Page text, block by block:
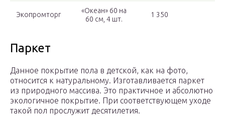
Экопромторг
«Океан» 60 на
60 см, 4 шт.
1 350
Паркет
Данное покрытие пола в детской, как на фото,
относится к натуральному. Изготавливается паркет
из природного массива. Это практичное и абсолютно
экологичное покрытие. При соответствующем уходе
такой пол прослужит десятилетия.